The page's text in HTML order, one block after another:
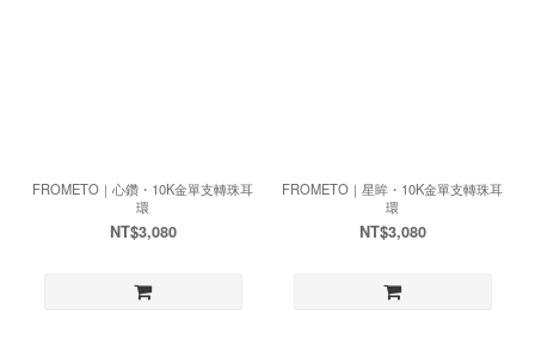
FROMETO｜心鑽・10K金單支轉珠耳
環
NT$3,080
FROMETO｜星眸・10K金單支轉珠耳
環
NT$3,080